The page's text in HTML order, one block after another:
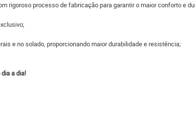
rigoroso processo de fabricação para garantir o maior conforto e
e no solado, proporcionando maior durabilidade e resistência;
a dia!